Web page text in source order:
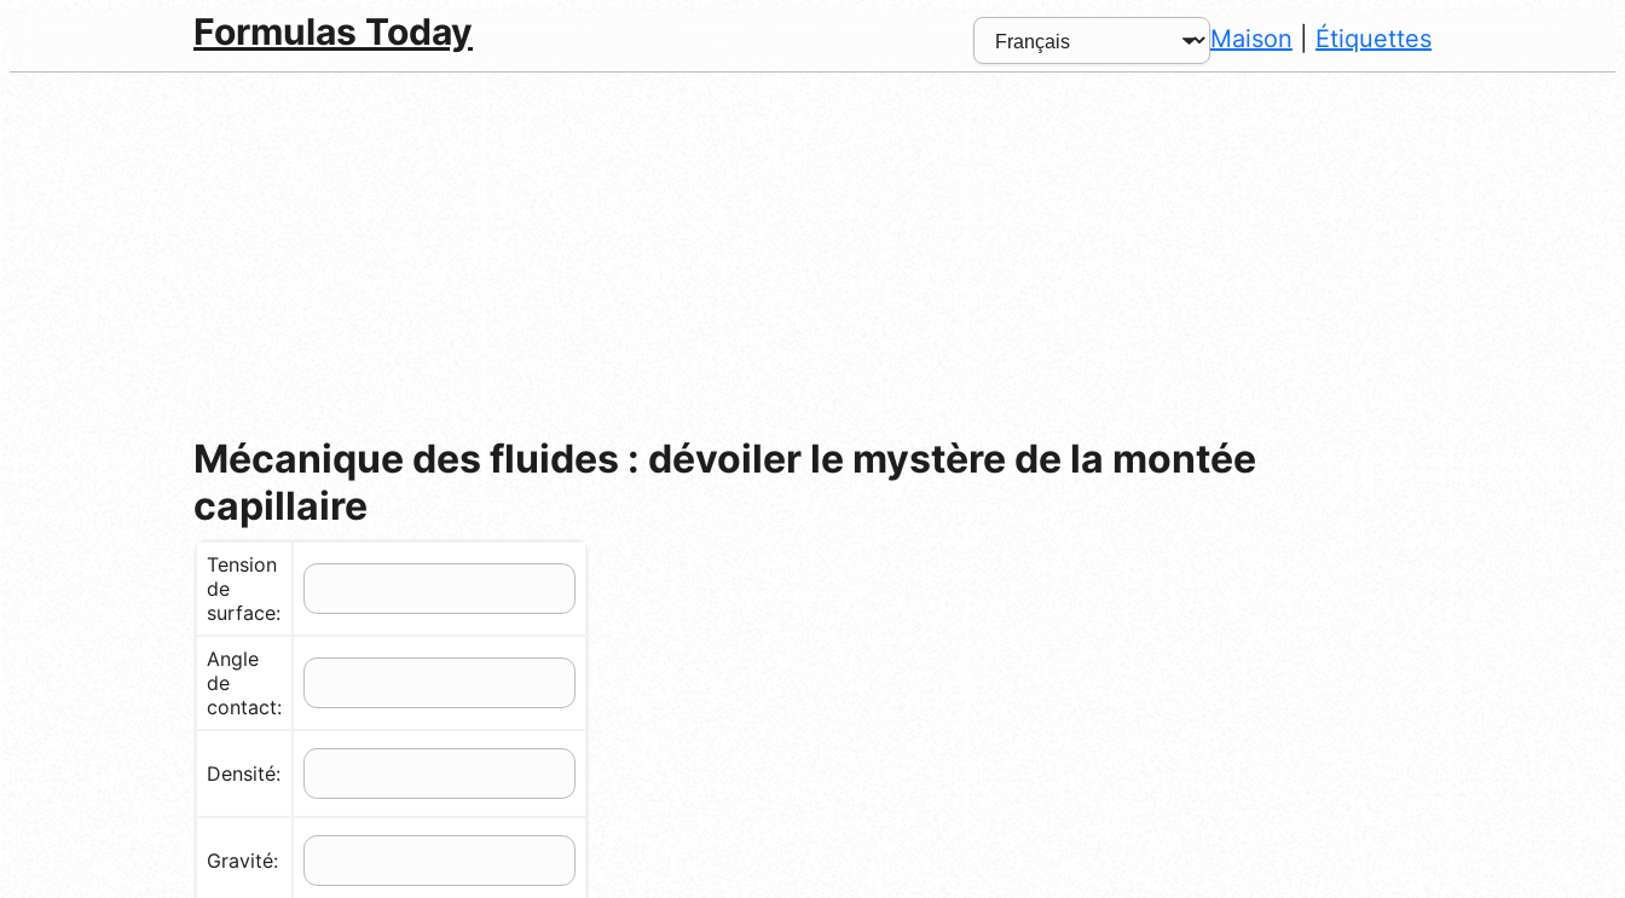
Formulas Today Maison Étiquettes
Mécanique des fluides : dévoiler le mystère de la montée
capillaire
Tension
de
surface:
Angle
de
contact:
Densité:
Gravité: